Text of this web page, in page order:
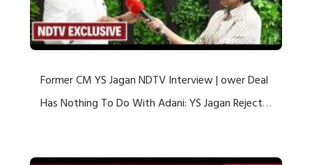
Former CM YS Jagan NDTV Interview | ower Deal
Has Nothing To Do With Adani: YS Jagan Rejects